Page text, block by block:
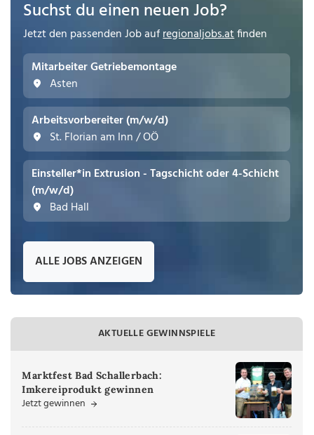
Suchst du einen neuen Job?
Jetzt den passenden Job aufregionaljobs.atfinden
Mitarbeiter Getriebemontage
Asten
Arbeitsvorbereiter (m/w/d)
St. Florian am Inn / OÖ
Einsteller*in Extrusion - Tagschicht oder 4-Schicht
(m/w/d)
Bad Hall
ALLE JOBS ANZEIGEN
AKTUELLE GEWINNSPIELE
Marktfest Bad Schallerbach:
Imkereiprodukt gewinnen
Jetzt gewinnen